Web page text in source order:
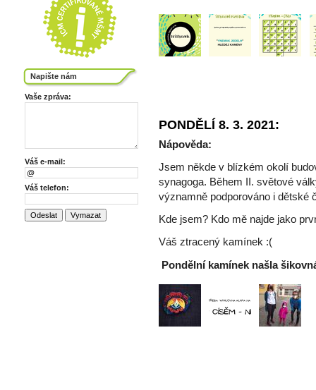
Napište nám
Vaše zpráva:
Váš e-mail:
Váš telefon:
PONDĚLÍ 8. 3. 2021:
Nápověda:
Jsem někde v blízkém okolí
synagoga. Během II. světové
významně podporováno i dětské
Kde jsem? Kdo mě najde jako
Váš ztracený kamínek :(
Pondělní kamínek našla